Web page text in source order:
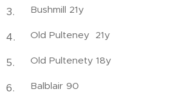
Bushmill 21y
Old Pulteney
Old Pultenety
Balblair 90